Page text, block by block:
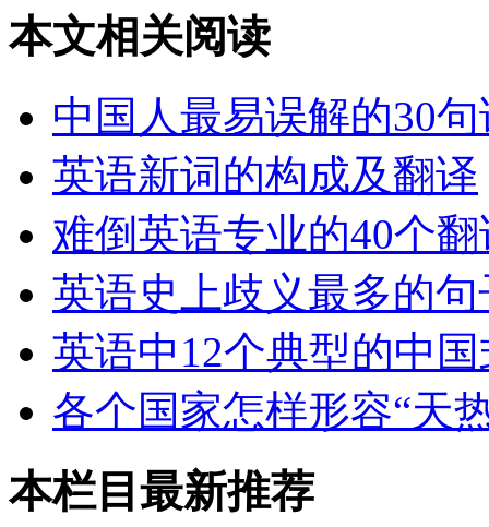
本文相关阅读
中国人最易误解的30
英语新词的构成及翻译
难倒英语专业的40个
英语史上歧义最多的
英语中12个典型的中
各个国家怎样形容“天
本栏目最新推荐